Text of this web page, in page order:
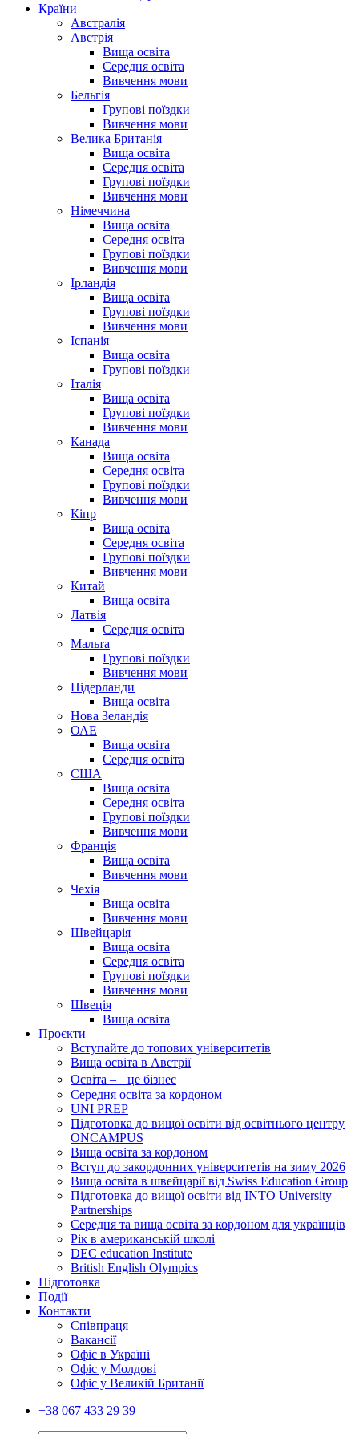
Країни
Австралія
Австрія
Вища освіта
Середня освіта
Вивчення мови
Бельгія
Групові поїздки
Вивчення мови
Велика Британія
Вища освіта
Середня освіта
Групові поїздки
Вивчення мови
Німеччина
Вища освіта
Середня освіта
Групові поїздки
Вивчення мови
Ірландія
Вища освіта
Групові поїздки
Вивчення мови
Іспанія
Вища освіта
Групові поїздки
Італія
Вища освіта
Групові поїздки
Вивчення мови
Канада
Вища освіта
Середня освіта
Групові поїздки
Вивчення мови
Кіпр
Вища освіта
Середня освіта
Групові поїздки
Вивчення мови
Китай
Вища освіта
Латвія
Середня освіта
Мальта
Групові поїздки
Вивчення мови
Нідерланди
Вища освіта
Нова Зеландія
ОАЕ
Вища освіта
Середня освіта
США
Вища освіта
Середня освіта
Групові поїздки
Вивчення мови
Франція
Вища освіта
Вивчення мови
Чехія
Вища освіта
Вивчення мови
Швейцарія
Вища освіта
Середня освіта
Групові поїздки
Вивчення мови
Швеція
Вища освіта
Проєкти
Вступайте до топових університетів
Вища освіта в Австрії
Освіта – це бізнес
Середня освіта за кордоном
UNI PREP
Підготовка до вищої освіти від освітнього центру
ONCAMPUS
Вища освіта за кордоном
Вступ до закордонних університетів на зиму 2026
Вища освіта в швейцарії від Swiss Education Group
Підготовка до вищої освіти від INTO University
Partnerships
Середня та вища освіта за кордоном для українців
Рік в американській школі
DEC education Institute
British English Olympics
Підготовка
Події
Контакти
Співпраця
Вакансії
Офіс в Україні
Офіс у Молдові
Офіс у Великій Британії
+38 067 433 29 39